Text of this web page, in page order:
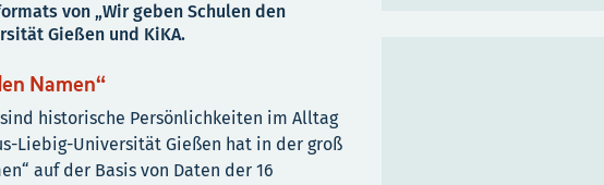
von „Wir geben Schulen den
Gießen und KiKA.
Namen“
historische Persönlichkeiten im Alltag
Liebig-Universität Gießen hat in der groß
auf der Basis von Daten der 16